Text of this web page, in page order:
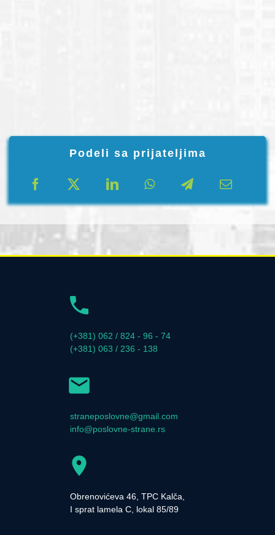
Podeli sa prijateljima
(+381) 062 / 824 - 96 - 74
(+381) 063 / 236 - 138
straneposlovne@gmail.com
info@poslovne-strane.rs
Obrenovićeva 46, TPC Kalča,
I sprat lamela C, lokal 85/89